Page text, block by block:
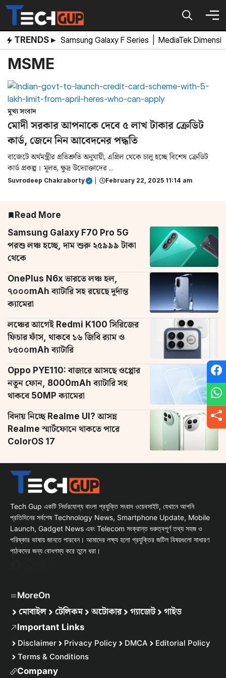
Skip
content
TRENDS ▸ Samsung Galaxy F Series MediaTek
MSME
মুখ্য সংবাদ
মোদী সরকার আপনাকে দেবে ৫ লাখ টাকার ক্রেডিট
কার্ড, জেনে নিন আবেদনের পদ্ধতি
বাজেটে অর্থমন্ত্রীর প্রতিশ্রুতি অনুযায়ী, এপ্রিল থেকে চালু হচ্ছে বিশেষ ক্রেডিট
কার্ড প্রকল্প। মূলত, ক্ষুদ্র উদ্যোক্তাদের ...
Suvrodeep Chakraborty February 22, 2025 11:14 am
Read More
Samsung Galaxy F70 Pro 5G
পরশু লঞ্চ হচ্ছে, দাম শুরু ২৫৯৯৯ টাকা
থেকে
OnePlus N6x ভারতে লঞ্চ হল,
৭০০০mAh ব্যাটারি সহ রয়েছে দুর্দান্ত
ক্যামেরা
লঞ্চের আগেই Redmi K100 সিরিজের
ফিচার ফাঁস, থাকবে ১৬ জিবি র‌্যাম ও
৮৫০০mAh ব্যাটারি
Oppo PYE110: বাজারে আসছে ওপ্পোর
নতুন ফোন, 8000mAh ব্যাটারি সহ
থাকবে 50MP ক্যামেরা
বিদায় নিচ্ছে Realme UI? আসন্ন
Realme স্মার্টফোনে থাকতে পারে
ColorOS 17
Tech Gup একটি নির্ভরযোগ্য বাংলা প্রযুক্তি সংবাদ ওয়েবসাইট, যেখানে আপনি
প্রতিদিনের সর্বশেষ Technology News, Smartphone Update, Mobile
Launch, Gadget News এবং Telecom সংক্রান্ত গুরুত্বপূর্ণ তথ্য সহজ ও
পরিষ্কার ভাষায় জানতে পারবেন। আমাদের লক্ষ্য হলো প্রযুক্তির জটিল বিষয়গুলো সাধারণ
পাঠকদের জন্য বোধগম্য করে তুলে ধরা।
MoreOn
মোবাইল টেলিকম অটোকার গ্যাজেট গাইড
Important Links
Disclaimer Privacy Policy DMCA
Editorial Policy
Terms & Conditions
Company